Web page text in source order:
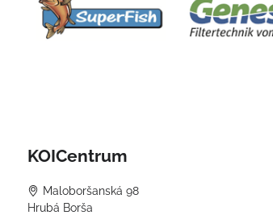
KOICentrum
Maloboršanská 98
Hrubá Borša